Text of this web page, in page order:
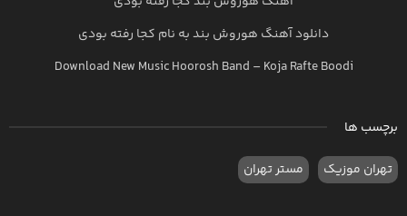
دانلود آهنگ هوروش بندبه نام کجا رفته بودی
Download New MusicHoorosh Band – Koja Rafte Boodi
برچسب ها
تهران موزیک مستر تهران